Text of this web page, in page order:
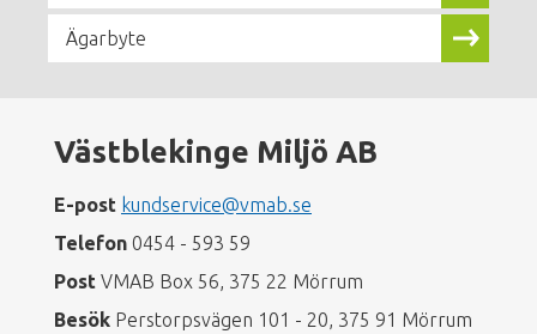
Ägarbyte
Västblekinge Miljö AB
E-post kundservice@vmab.se
Telefon 0454 - 593 59
Post VMAB Box 56, 375 22 Mörrum
Besök Perstorpsvägen 101 - 20, 375 91 Mörrum